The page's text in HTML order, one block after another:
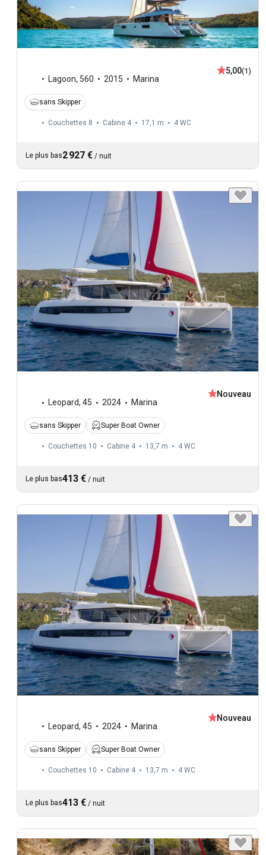
Lagoon, 560 2015 Marina
5,00(1)
sans Skipper
Couchettes 8 Cabine 4 17,1 m 4 WC
Le plus bas2 927 € / nuit
Leopard, 45 2024 Marina
Nouveau
sans Skipper Super Boat Owner
Couchettes 10 Cabine 4 13,7 m 4 WC
Le plus bas413 € / nuit
Leopard, 45 2024 Marina
Nouveau
sans Skipper Super Boat Owner
Couchettes 10 Cabine 4 13,7 m 4 WC
Le plus bas413 € / nuit